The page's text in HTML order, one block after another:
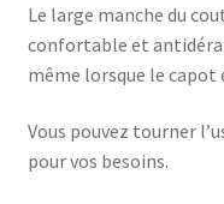
Le large manche du
confortable et
même lorsque le capot
Vous pouvez tourner
pour vos besoins.